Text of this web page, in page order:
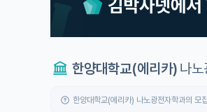
한양대학교(에리카) 나
한양대학교(에리카) 나노광전자학과의 모